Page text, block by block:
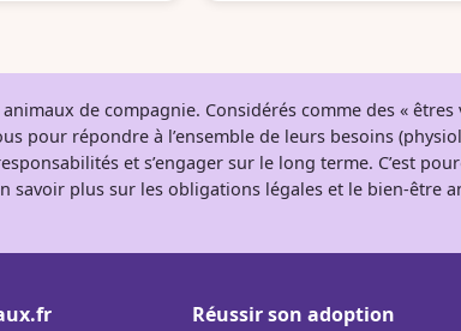
de compagnie. Considérés comme des «
pour répondre à l’ensemble de leurs besoins
et s’engager sur le long terme. C’est
savoir plus sur les obligations légales et le bien-être
Réussir son adoption